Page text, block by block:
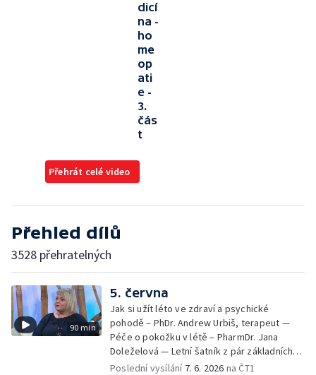
dicí
na -
ho
me
op
ati
e -
3.
čás
t
Přehrát celé video
Přehled dílů
3528 přehratelných
90 min
5. června
Jak si užít léto ve zdraví a psychické
pohodě – PhDr. Andrew Urbiš, terapeut —
Péče o pokožku v létě – PharmDr. Jana
Doleželová — Letní šatník z pár základních
kousků – Luděk Šmehlík, stylista —
Poslední vysílání 7. 6. 2026 na ČT1